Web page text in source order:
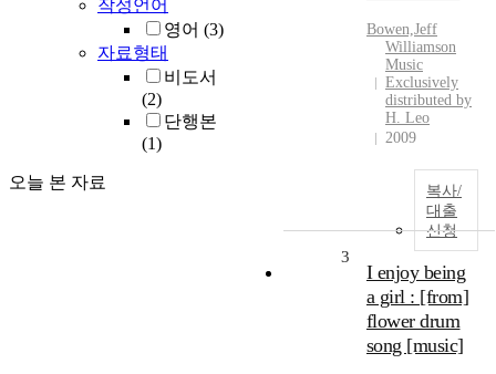
작성언어
영어 (3)
자료형태
비도서
(2)
단행본
(1)
오늘 본 자료
Bowen,Jeff
Williamson
Music
Exclusively
distributed by
H. Leo
2009
복사/
대출
신청
3
I enjoy being
a girl : [from]
flower drum
song [music]